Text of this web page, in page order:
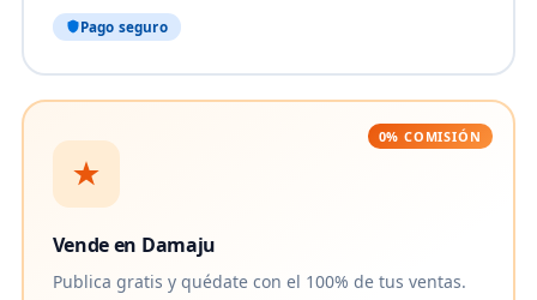
Pago seguro
0% COMISIÓN
Vende en Damaju
Publica gratis y quédate con el 100% de tus ventas.